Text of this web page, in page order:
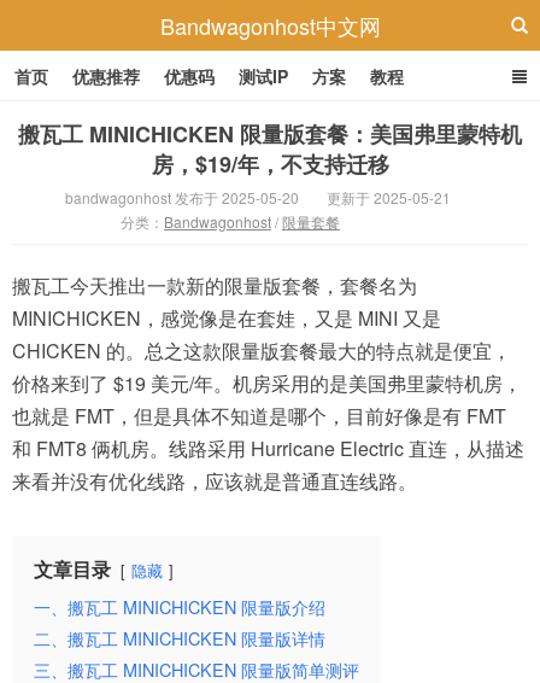
Bandwagonhost中文网
首页 优惠推荐 优惠码 测试IP 方案 教程
搬瓦工 MINICHICKEN 限量版套餐：美国弗里蒙特机
房，$19/年，不支持迁移
bandwagonhost 发布于 2025-05-20
更新于 2025-05-21
分类： Bandwagonhost/限量套餐
搬瓦工今天推出一款新的限量版套餐，套餐名为
MINICHICKEN，感觉像是在套娃，又是 MINI 又是
CHICKEN 的。总之这款限量版套餐最大的特点就是便宜，
价格来到了 $19 美元/年。机房采用的是美国弗里蒙特机房，
也就是 FMT，但是具体不知道是哪个，目前好像是有 FMT
和 FMT8 俩机房。线路采用 Hurricane Electric 直连，从描述
来看并没有优化线路，应该就是普通直连线路。
文章目录 隐藏
一、搬瓦工 MINICHICKEN 限量版介绍
二、搬瓦工 MINICHICKEN 限量版详情
三、搬瓦工 MINICHICKEN 限量版简单测评